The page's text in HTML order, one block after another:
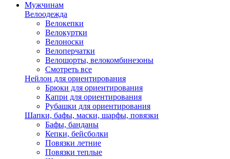
Мужчинам
Велоодежда
Велокепки
Велокуртки
Велоноски
Велоперчатки
Велошорты, велокомбинезоны
Смотреть все
Нейлон для ориентирования
Брюки для ориентирования
Капри для ориентирования
Рубашки для ориентирования
Шапки, бафы, маски, шарфы, повязки
Бафы, банданы
Кепки, бейсболки
Повязки летние
Повязки теплые